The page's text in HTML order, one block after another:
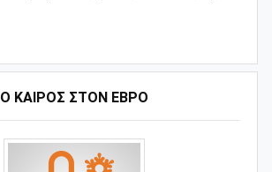
Ο ΚΑΙΡΟΣ ΣΤΟΝ ΕΒΡΟ